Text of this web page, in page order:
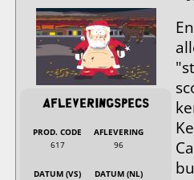
Afleveringspecs
PROD. CODE
617
AFLEVERING
96
DATUM (VS)
DATUM (NL)